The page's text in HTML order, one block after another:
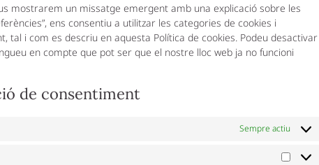
mostrarem un missatge emergent amb una explicació sobre les
ens consentiu a utilitzar les categories de cookies i
tal i com es descriu en aquesta Política de cookies. Podeu desactivar
en compte que pot ser que el nostre lloc web ja no funcioni
de consentiment
Sempre actiu